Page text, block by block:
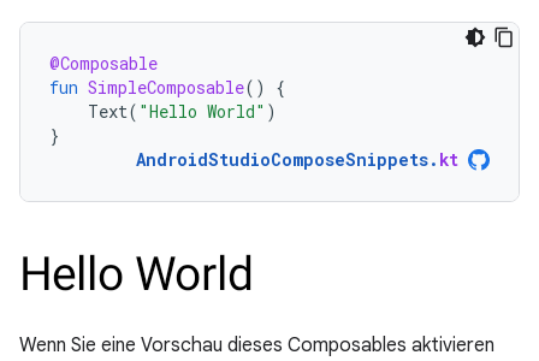
@Composable
fun SimpleComposable()
{
Text( "Hello World" )
}
AndroidStudioComposeSnippets. kt
Wenn Sie eine Vorschau dieses Composables aktivieren